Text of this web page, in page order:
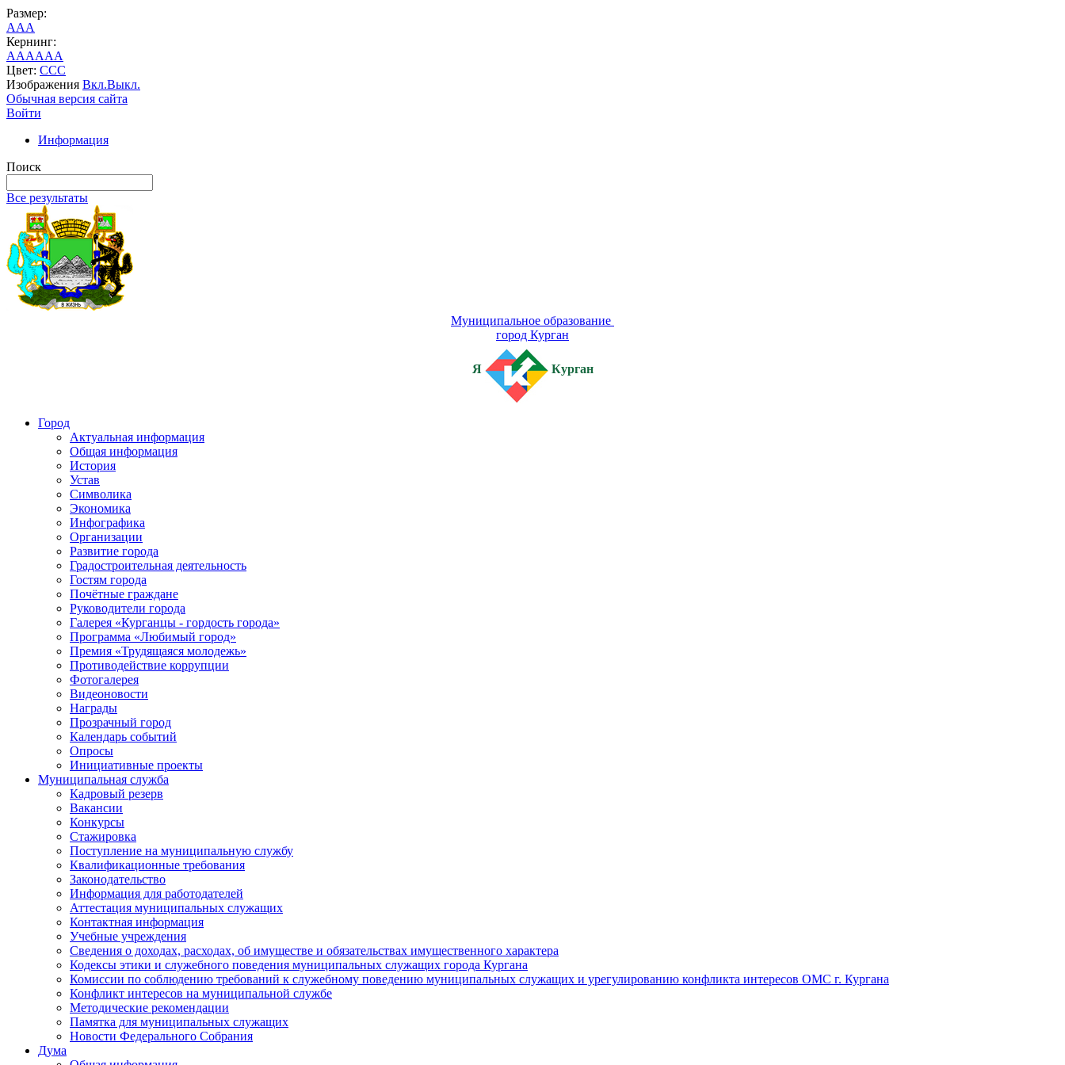
Размер:
AAA
Кернинг:
AAAAAA
Цвет: CCC
Изображения Вкл.Выкл.
Обычная версия сайта
Войти
Информация
Поиск
Все результаты
Муниципальное образование
город Курган
Я Курган
Город
Актуальная информация
Общая информация
История
Устав
Символика
Экономика
Инфографика
Организации
Развитие города
Градостроительная деятельность
Гостям города
Почётные граждане
Руководители города
Галерея «Курганцы - гордость города»
Программа «Любимый город»
Премия «Трудящаяся молодежь»
Противодействие коррупции
Фотогалерея
Видеоновости
Награды
Прозрачный город
Календарь событий
Опросы
Инициативные проекты
Муниципальная служба
Кадровый резерв
Вакансии
Конкурсы
Стажировка
Поступление на муниципальную службу
Квалификационные требования
Законодательство
Информация для работодателей
Аттестация муниципальных служащих
Контактная информация
Учебные учреждения
Сведения о доходах, расходах, об имуществе и обязательствах имущественного характера
Кодексы этики и служебного поведения муниципальных служащих города Кургана
Комиссии по соблюдению требований к служебному поведению муниципальных служащих и урегулированию конфликта интересов ОМС г. Кургана
Конфликт интересов на муниципальной службе
Методические рекомендации
Памятка для муниципальных служащих
Новости Федерального Cобрания
Дума